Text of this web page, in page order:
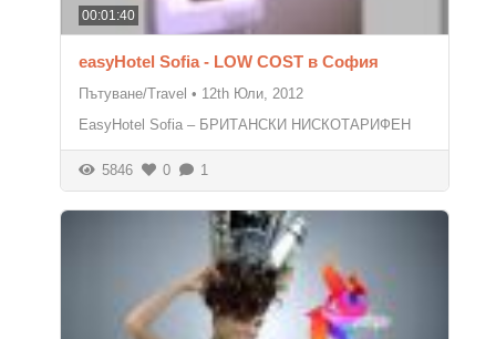
00:01:40
easyHotel Sofia - LOW COST в София
Пътуване/Travel • 12th Юли, 2012
EasyHotel Sofia – БРИТАНСКИ НИСКОТАРИФЕН
5846 0 1